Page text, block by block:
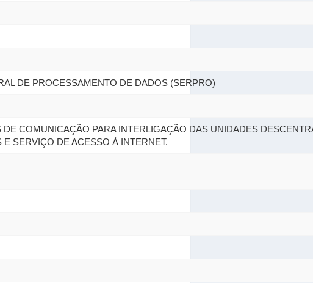
DE PROCESSAMENTO DE DADOS (SERPRO)
COMUNICAÇÃO PARA INTERLIGAÇÃO DAS UNIDADES
SERVIÇO DE ACESSO À INTERNET.